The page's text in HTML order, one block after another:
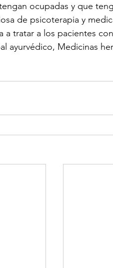
ocupadas y que
de psicoterapia y
a tratar a los pacientes con
ayurvédico, Medicinas